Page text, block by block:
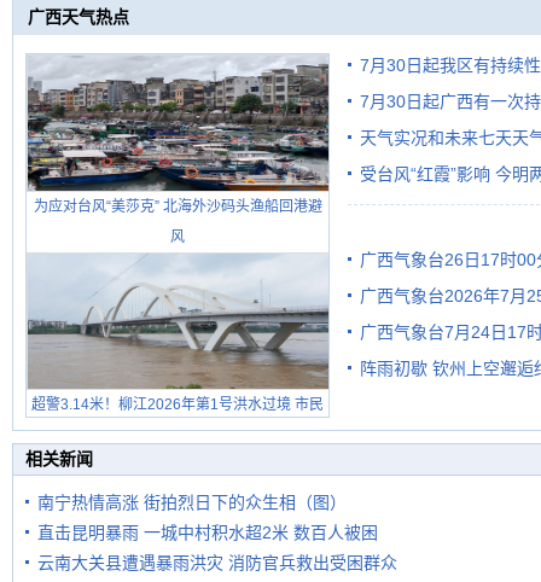
广西天气热点
为应对台风“美莎克” 北海外沙码头渔船回港避
风
超警3.14米！柳江2026年第1号洪水过境 市民
在堤岸见证汛况
7月30日起我区有持续
7月30日起广西有一次
天气实况和未来七天天
受台风“红霞”影响 今明
广西气象台26日17时
广西气象台2026年7月
级预警
广西气象台7月24日17
阵雨初歇 钦州上空邂逅
相关新闻
南宁热情高涨 街拍烈日下的众生相（图）
直击昆明暴雨 一城中村积水超2米 数百人被困
云南大关县遭遇暴雨洪灾 消防官兵救出受困群众